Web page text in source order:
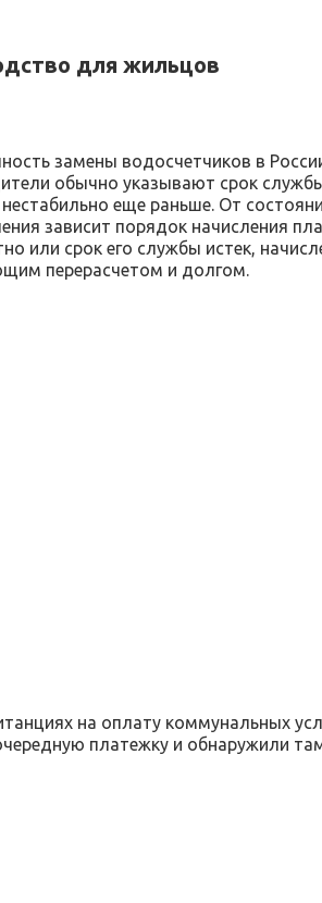
для жильцов
замены водосчетчиков в
обычно указывают срок
еще раньше. От
зависит порядок начисления
или срок его службы истек,
перерасчетом и долгом.
на оплату коммунальных
платежку и обнаружили